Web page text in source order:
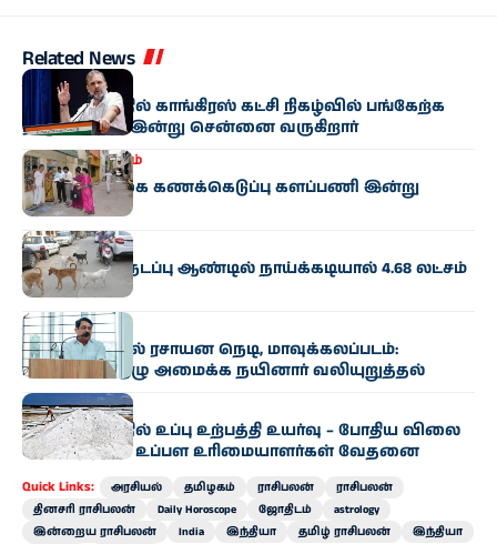
Related News
தமிழகம்
மாமல்லபுரத்தில் காங்கிரஸ் கட்சி நிகழ்வில் பங்கேற்க
ராகுல் காந்தி இன்று சென்னை வருகிறார்
இந்தியாதமிழகம்
மக்கள்தொகை கணக்கெடுப்பு களப்பணி இன்று
தொடக்கம்
தமிழகம்
தமிழகத்தில் நடப்பு ஆண்டில் நாய்க்கடியால் 4.68 லட்சம்
பேர் பாதிப்பு
தமிழகம்
ஆவின் பாலில் ரசாயன நெடி, மாவுக்கலப்படம்:
உயர்மட்டக் குழு அமைக்க நயினார் வலியுறுத்தல்
தமிழகம்
ராமநாதபுரத்தில் உப்பு உற்பத்தி உயர்வு – போதிய விலை
இல்லாததால் உப்பள உரிமையாளர்கள் வேதனை
Quick Links: அரசியல் தமிழகம் ராசிபலன்
ராசிபலன்
தினசரி ராசிபலன்
Daily Horoscope ஜோதிடம்
astrology
இன்றைய ராசிபலன்
India இந்தியா தமிழ் ராசிபலன்
இந்தியா